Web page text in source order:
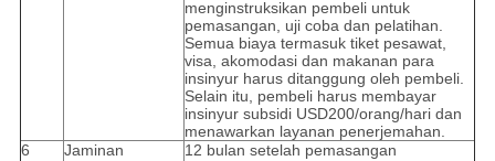
menginstruksikan pembeli untuk
pemasangan, uji coba dan pelatihan.
Semua biaya termasuk tiket pesawat,
visa, akomodasi dan makanan para
insinyur harus ditanggung oleh pembeli.
Selain itu, pembeli harus membayar
insinyur subsidi USD200/orang/hari dan
menawarkan layanan penerjemahan.
6
Jaminan
12 bulan setelah pemasangan